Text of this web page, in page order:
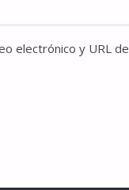
electrónico y URL